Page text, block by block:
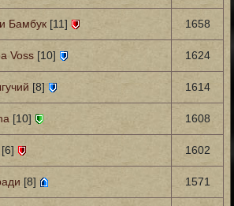
Бамбук [11] 1658
Voss [10] 1624
[8] 1614
[10] 1608
[6] 1602
[8] 1571